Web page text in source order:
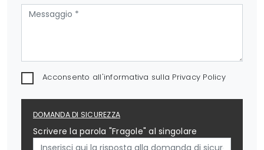
Acconsento all'informativa sulla Privacy Policy
DOMANDA DI SICUREZZA
Scrivere la parola "Fragole" al singolare